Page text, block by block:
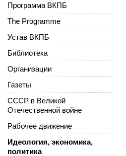
Программа ВКПБ
The Programme
Устав ВКПБ
Библиотека
Организации
Газеты
СССР в Великой
Отечественной войне
Рабочее движение
Идеология, экономика,
политика